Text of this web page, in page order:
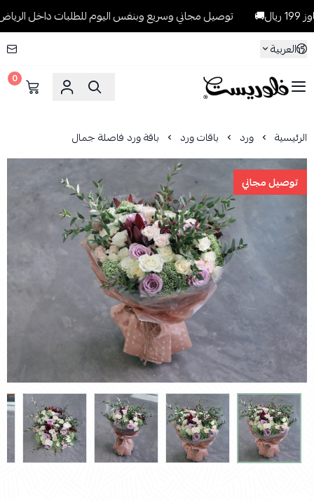
توصيل مجاني وسريع وبنفس اليوم للطلبات داخل الرياض للطلبات
العربية
فلوريست Florist
0
الرئيسية ورد باقات ورد باقة ورد فاصلة جمال
توصيل مجاني